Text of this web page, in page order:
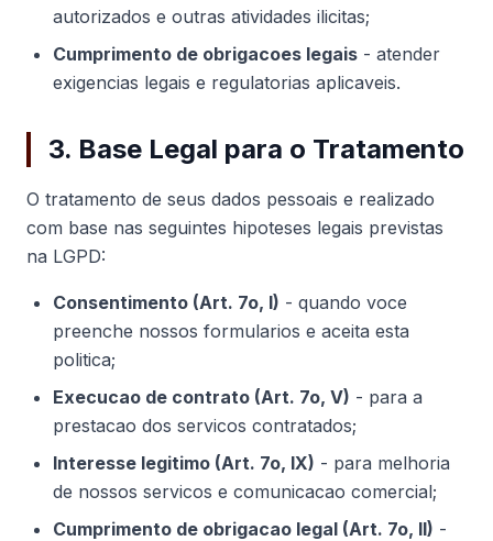
autorizados e outras atividades ilicitas;
Cumprimento de obrigacoes legais - atender
exigencias legais e regulatorias aplicaveis.
3. Base Legal para o Tratamento
O tratamento de seus dados pessoais e realizado
com base nas seguintes hipoteses legais previstas
na LGPD:
Consentimento (Art. 7o, I) - quando voce
preenche nossos formularios e aceita esta
politica;
Execucao de contrato (Art. 7o, V) - para a
prestacao dos servicos contratados;
Interesse legitimo (Art. 7o, IX) - para melhoria
de nossos servicos e comunicacao comercial;
Cumprimento de obrigacao legal (Art. 7o, II) -